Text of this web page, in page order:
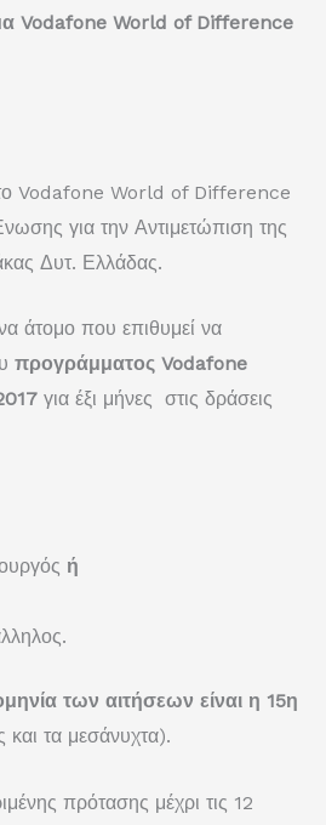
Vodafone World of Difference
Vodafone World of Difference
για την Αντιμετώπιση της
Δυτ. Ελλάδας.
άτομο που επιθυμεί να
προγράμματος Vodafone
για έξι μήνες στις δράσεις
ή
των αιτήσεων είναι η 15η
και τα μεσάνυχτα).
πρότασης μέχρι τις 12